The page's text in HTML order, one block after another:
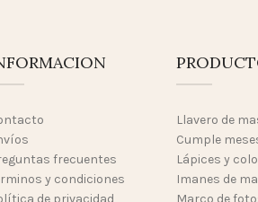
frecuentes
y condiciones
de privacidad
Llavero de
Cumple
Lápices y
Imanes de
Marco de